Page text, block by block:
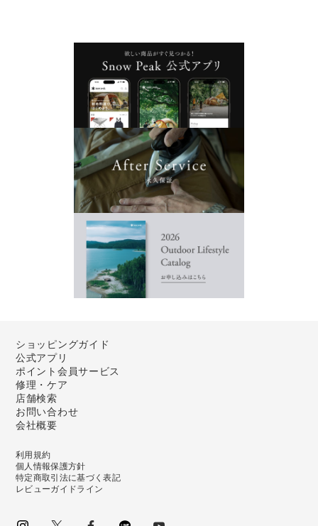
ショッピングガイド
公式アプリ
ポイント会員サービス
修理・ケア
店舗検索
お問い合わせ
会社概要
利用規約
個人情報保護方針
特定商取引法に基づく表記
レビューガイドライン